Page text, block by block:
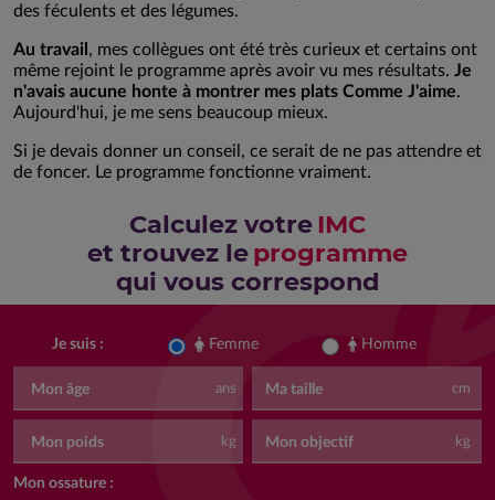
des féculents et des légumes.
Au travail , mes collègues ont été très curieux et certains ont
même rejoint le programme après avoir vu mes résultats. Je
n'avais aucune honte à montrer mes plats Comme J'aime.
Aujourd'hui, je me sens beaucoup mieux.
Si je devais donner un conseil, ce serait de ne pas attendre et
de foncer. Le programme fonctionne vraiment.
Calculez votre IMC
et trouvez leprogramme
qui vous correspond
Je suis : Femme Homme
Mon âge ans Ma taille cm
Mon poids kg Mon objectif kg
Mon ossature :